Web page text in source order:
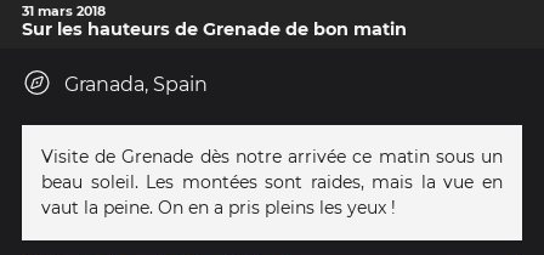
31 mars 2018
Sur les hauteurs de Grenade de bon matin
Granada, Spain
Visite de Grenade dès notre arrivée ce matin sous un
beau soleil. Les montées sont raides, mais la vue en
vaut la peine. On en a pris pleins les yeux !